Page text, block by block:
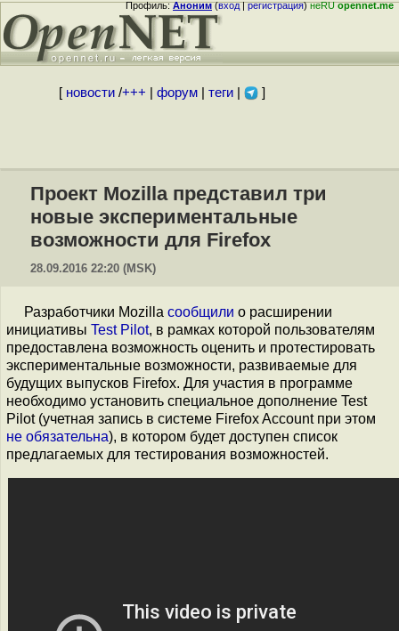
Профиль:Аноним(вход|регистрация)неRUopennet.me
[ новости/+++ форум| теги| ]
Проект Mozilla представил три
новые экспериментальные
возможности для Firefox
28.09.2016 22:20 (MSK)
Разработчики Mozilla сообщили о расширении
инициативы Test Pilot, в рамках которой пользователям
предоставлена возможность оценить и протестировать
экспериментальные возможности, развиваемые для
будущих выпусков Firefox. Для участия в программе
необходимо установить специальное дополнение Test
Pilot (учетная запись в системе Firefox Account при этом
не обязательна), в котором будет доступен список
предлагаемых для тестирования возможностей.